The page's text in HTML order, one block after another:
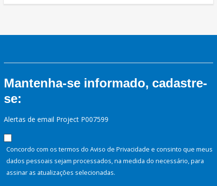
Mantenha-se informado, cadastre-
se:
Alertas de email Project P007599
Concordo com os termos do Aviso de Privacidade e consinto que meus
dados pessoais sejam processados, na medida do necessário, para
assinar as atualizações selecionadas.